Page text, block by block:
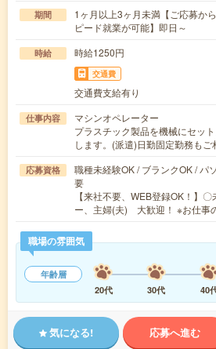
期間
1ヶ月以上3ヶ月未満【ご応募か
ピード就業が可能】即日～
時給 時給1250円
交通費
交通費支給有り
仕事内容
マシンオペレーター
プラスチック製品を機械にセッ
します。(派遣)日勤固定勤務も
応募資格
職種未経験OK / ブランクOK / パ
要
【来社不要、WEB登録OK！】
ー、主婦(夫) 大歓迎！ ※お仕事
職場の雰囲気
年齢層
20代
30代 40
気になる! 応募へ進む